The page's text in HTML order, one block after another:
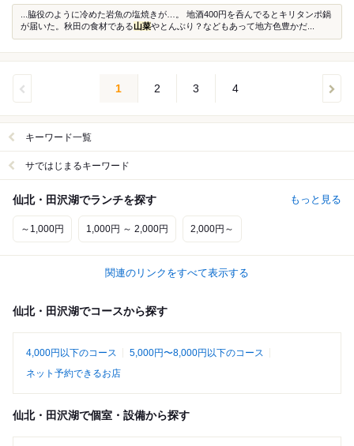
...脇役のように冷めた岩魚の塩焼きが…。 地酒400円を呑んでるとキリタンポ鍋
が届いた。秋田の食材である山菜やとんぶり？などもあって地方色豊かだ...
1 2 3 4
キーワード一覧
サではじまるキーワード
仙北・田沢湖でランチを探す もっと見る
～1,000円 1,000円 ～ 2,000円 2,000円～
関連のリンクをすべて表示する
仙北・田沢湖でコースから探す
4,000円以下のコース
5,000円〜8,000円以下のコース
ネット予約できるお店
仙北・田沢湖で個室・設備から探す